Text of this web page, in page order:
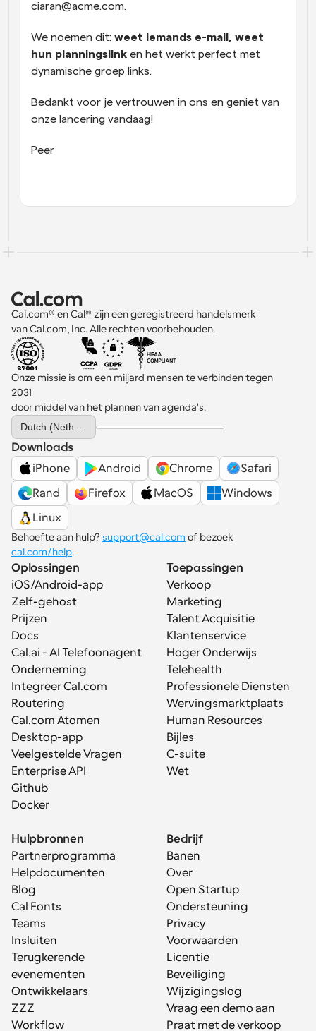
ciaran@acme.com.
We noemen dit: weet iemands e-mail, weet
hun planningslink en het werkt perfect met
dynamische groep links.
Bedankt voor je vertrouwen in ons en geniet van
onze lancering vandaag!
Peer
Cal.com® en Cal® zijn een geregistreerd handelsmerk
van Cal.com, Inc. Alle rechten voorbehouden.
Onze missie is om een miljard mensen te verbinden tegen
2031
door middel van het plannen van agenda's.
Select Language
Downloads
iPhone
Android Chrome
Safari
Rand
Firefox MacOS
Windows
Linux
Behoefte aan hulp? support@cal.com
cal.com/help.
Oplossingen
iOS/Android-app
Zelf-gehost
Prijzen
Docs
Cal.ai - AI Telefoonagent
Onderneming
Integreer Cal.com
Routering
Cal.com Atomen
Desktop-app
Veelgestelde Vragen
Enterprise API
Github
Docker
Toepassingen
Verkoop
Marketing
Talent Acquisitie
Klantenservice
Hoger Onderwijs
Telehealth
Professionele Diensten
Wervingsmarktplaats
Human Resources
Bijles
C-suite
Wet
Hulpbronnen
Partnerprogramma
Helpdocumenten
Blog
Cal Fonts
Teams
Insluiten
Terugkerende
evenementen
Ontwikkelaars
ZZZ
Workflow
Bedrijf
Banen
Over
Open Startup
Ondersteuning
Privacy
Voorwaarden
Licentie
Beveiliging
Wijzigingslog
Vraag een demo aan
Praat met de verkoop